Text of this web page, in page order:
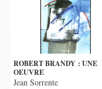
ROBERT BRANDY : UNE
OEUVRE
Jean Sorrente